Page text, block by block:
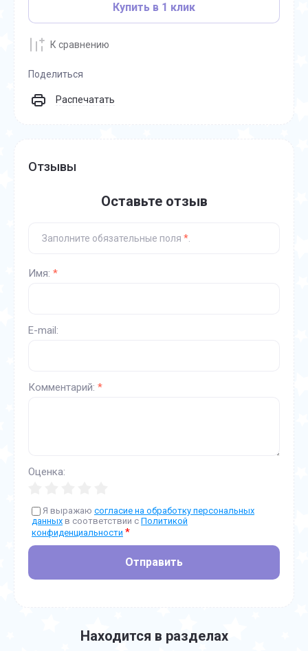
Купить в 1 клик
К сравнению
Поделиться
Распечатать
Отзывы
Оставьте отзыв
Заполните обязательные поля *
Имя: *
E-mail:
Комментарий: *
Оценка:
Я выражаю согласие на обработку персональных
данных в соответствии с Политикой
конфиденциальности *
Отправить
Находится в разделах